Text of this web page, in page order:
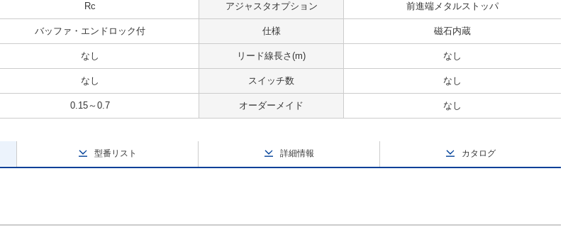
Rc アジャスタオプション 前進端メタルストッパ
バッファ・エンドロック付 仕様 磁石内蔵
なし リード線長さ(m) なし
なし スイッチ数 なし
0.15～0.7 オーダーメイド なし
型番リスト 詳細情報 カタログ